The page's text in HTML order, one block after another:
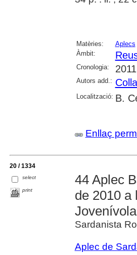
Matèries: Aplecs
Àmbit:
Cronologia: 2011
Autors add.:
Localització: B.
Enllaç
20 / 1334
select
print
44 Aplec
de 2010 a
Sardanista
Aplec de